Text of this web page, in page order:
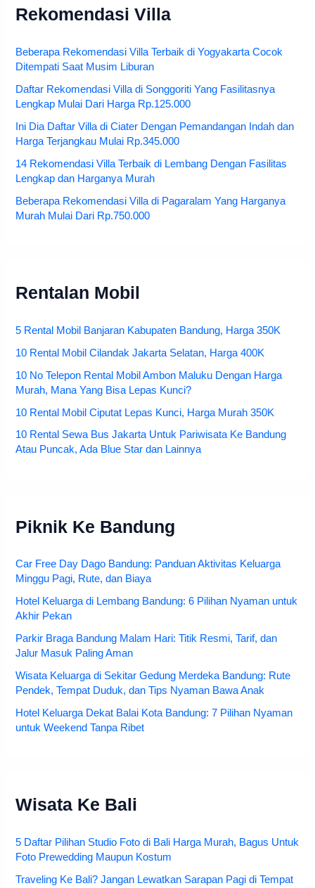
Rekomendasi Villa
Beberapa Rekomendasi Villa Terbaik di Yogyakarta Cocok
Ditempati Saat Musim Liburan
Daftar Rekomendasi Villa di Songgoriti Yang Fasilitasnya
Lengkap Mulai Dari Harga Rp.125.000
Ini Dia Daftar Villa di Ciater Dengan Pemandangan Indah dan
Harga Terjangkau Mulai Rp.345.000
14 Rekomendasi Villa Terbaik di Lembang Dengan Fasilitas
Lengkap dan Harganya Murah
Beberapa Rekomendasi Villa di Pagaralam Yang Harganya
Murah Mulai Dari Rp.750.000
Rentalan Mobil
5 Rental Mobil Banjaran Kabupaten Bandung, Harga 350K
10 Rental Mobil Cilandak Jakarta Selatan, Harga 400K
10 No Telepon Rental Mobil Ambon Maluku Dengan Harga
Murah, Mana Yang Bisa Lepas Kunci?
10 Rental Mobil Ciputat Lepas Kunci, Harga Murah 350K
10 Rental Sewa Bus Jakarta Untuk Pariwisata Ke Bandung
Atau Puncak, Ada Blue Star dan Lainnya
Piknik Ke Bandung
Car Free Day Dago Bandung: Panduan Aktivitas Keluarga
Minggu Pagi, Rute, dan Biaya
Hotel Keluarga di Lembang Bandung: 6 Pilihan Nyaman untuk
Akhir Pekan
Parkir Braga Bandung Malam Hari: Titik Resmi, Tarif, dan
Jalur Masuk Paling Aman
Wisata Keluarga di Sekitar Gedung Merdeka Bandung: Rute
Pendek, Tempat Duduk, dan Tips Nyaman Bawa Anak
Hotel Keluarga Dekat Balai Kota Bandung: 7 Pilihan Nyaman
untuk Weekend Tanpa Ribet
Wisata Ke Bali
5 Daftar Pilihan Studio Foto di Bali Harga Murah, Bagus Untuk
Foto Prewedding Maupun Kostum
Traveling Ke Bali? Jangan Lewatkan Sarapan Pagi di Tempat